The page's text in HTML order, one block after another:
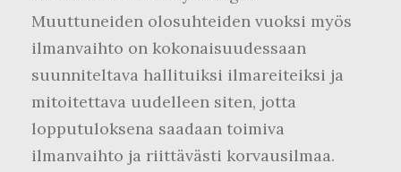
Muuttuneiden olosuhteiden vuoksi myös
ilmanvaihto on kokonaisuudessaan
suunniteltava hallituiksi ilmareiteiksi ja
mitoitettava uudelleen siten, jotta
lopputuloksena saadaan toimiva
ilmanvaihto ja riittävästi korvausilmaa.